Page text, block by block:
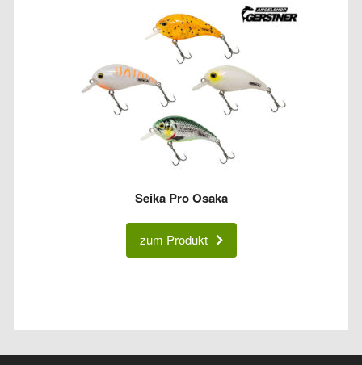
Seika Pro Osaka
zum Produkt